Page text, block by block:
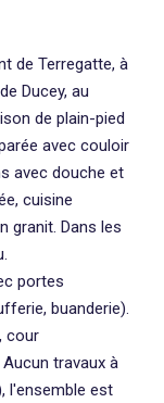
de Terregatte, à
Ducey, au
de plain-pied
avec couloir
avec douche et
cuisine
granit. Dans les
portes
buanderie).
cour
travaux à
l'ensemble est